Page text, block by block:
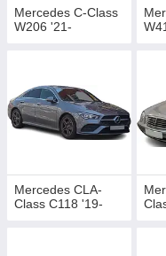
09 https://
class
class
Mercedes CLS-
18 https://
class
'18-
https://
class
Mercedes C-Class
W206 '21-
Mercedes CLA-
Class С118 '19-